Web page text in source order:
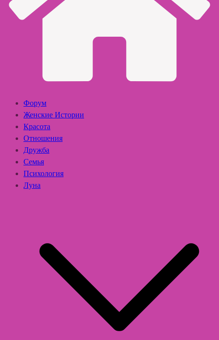
Форум
Женские Истории
Красота
Отношения
Дружба
Семья
Психология
Луна